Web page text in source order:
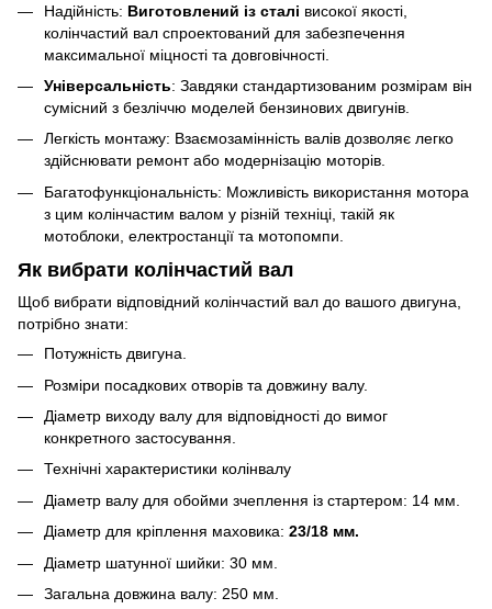
Надійність: Виготовлений із сталі високої якості,
колінчастий вал спроектований для забезпечення
максимальної міцності та довговічності.
Універсальність: Завдяки стандартизованим розмірам він
сумісний з безліччю моделей бензинових двигунів.
Легкість монтажу: Взаємозамінність валів дозволяє легко
здійснювати ремонт або модернізацію моторів.
Багатофункціональність: Можливість використання мотора
з цим колінчастим валом у різній техніці, такій як
мотоблоки, електростанції та мотопомпи.
Як вибрати колінчастий вал
Щоб вибрати відповідний колінчастий вал до вашого двигуна,
потрібно знати:
Потужність двигуна.
Розміри посадкових отворів та довжину валу.
Діаметр виходу валу для відповідності до вимог
конкретного застосування.
Технічні характеристики колінвалу
Діаметр валу для обойми зчеплення із стартером: 14 мм.
Діаметр для кріплення маховика: 23/18 мм.
Діаметр шатунної шийки: 30 мм.
Загальна довжина валу: 250 мм.